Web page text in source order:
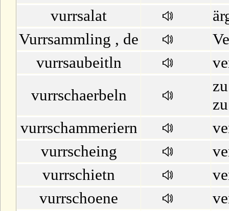
vurrsalat
Vurrsammling , de
vurrsaubeitln
vurrschaerbeln
vurrschammeriern
vurrscheing
vurrschietn
vurrschoene